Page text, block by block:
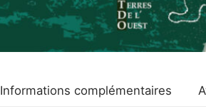
Informations complémentaires